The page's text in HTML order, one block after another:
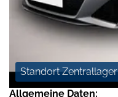
Standort Zentrallager
Allgemeine Daten: